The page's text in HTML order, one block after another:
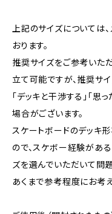
上記のサイズについては
おります。
推奨サイズをご参考いた
立て可能ですが、推奨サ
「デッキと干渉する」「思
場合がございます。
スケートボードのデッキ
ので、スケボー経験があ
ズを選んでいただいて問
あくまで参考程度にお考え